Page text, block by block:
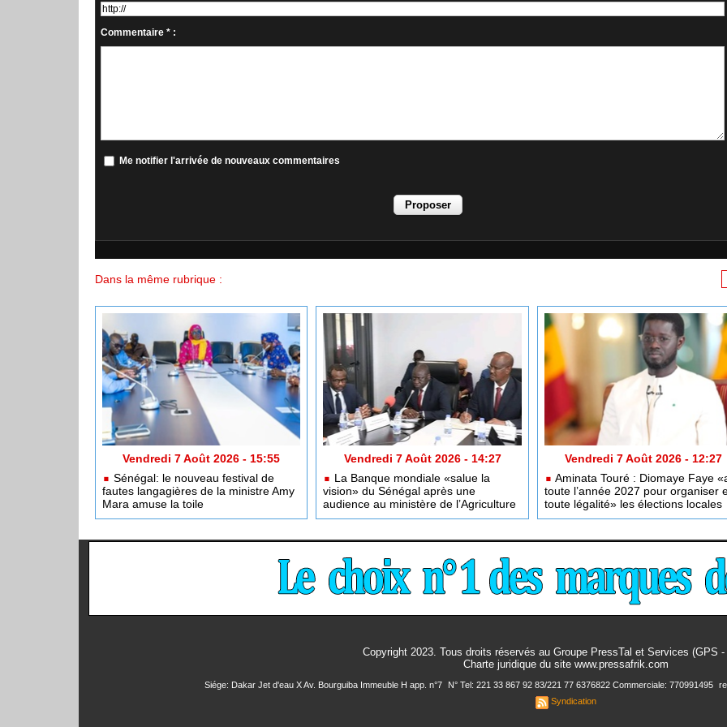
Commentaire * :
Me notifier l'arrivée de nouveaux commentaires
Dans la même rubrique :
Vendredi 7 Août 2026 - 15:55
Sénégal: le nouveau festival de
fautes langagières de la ministre Amy
Mara amuse la toile
Vendredi 7 Août 2026 - 14:27
La Banque mondiale «salue la
vision» du Sénégal après une
audience au ministère de l’Agriculture
Vendredi 7 Août 2026 - 12:27
Aminata Touré : Diomaye Faye
toute l’année 2027 pour organiser
toute légalité» les élections locales
Copyright 2023. Tous droits réservés au Groupe PressTal et Services (GPS -
Charte juridiquedu site www.pressafrik.com
Siége: Dakar Jet d'eau X Av. Bourguiba Immeuble H app. n°7 N° Tel: 221 33 867 92 83/221 77 6376822 Commerciale: 770991495
Syndication